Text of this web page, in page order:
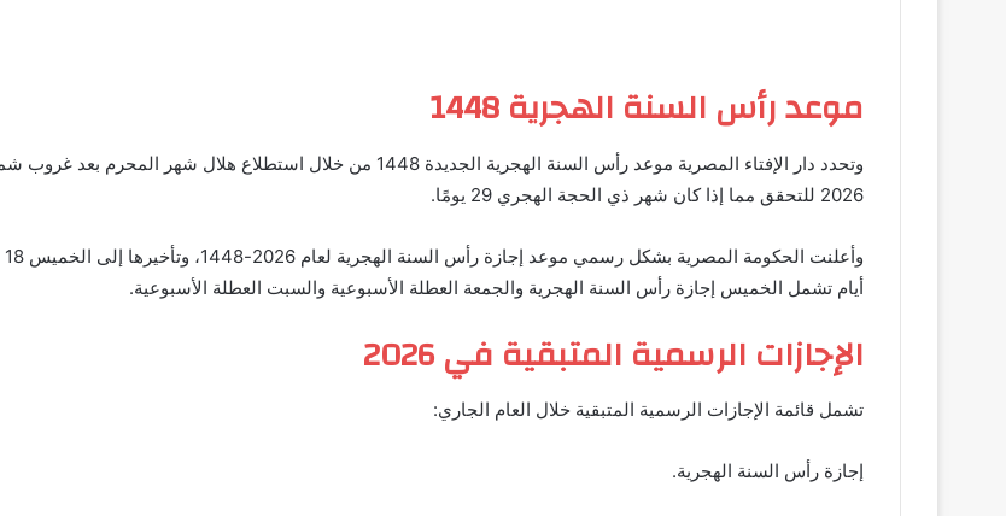
موعد رأس السنة الهجرية 1448
2026 للتحقق مما إذا كان شهر ذي الحجة الهجري 29 يومًا.
أيام تشمل الخميس إجازة رأس السنة الهجرية والجمعة العطلة الأسبوعية والسبت العطلة الأسبوعية.
الإجازات الرسمية المتبقية في 2026
تشمل قائمة الإجازات الرسمية المتبقية خلال العام الجاري:
إجازة رأس السنة الهجرية.